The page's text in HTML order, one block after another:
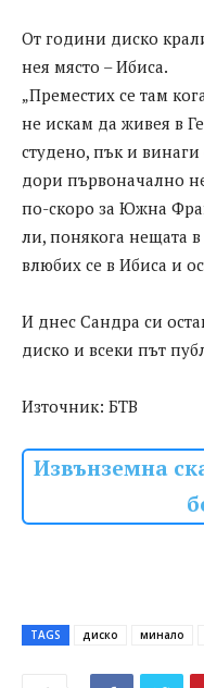
От години диско
нея място – Ибиса.
„Преместих се там
не искам да живея в
студено, пък и
дори първоначално
по-скоро за Южна
ли, понякога нещата в
влюбих се в Ибиса и
И днес Сандра си
диско и всеки път
Източник: БТВ
Извънземна
TAGS диско минало